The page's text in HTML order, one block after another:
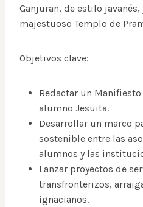
Ganjuran, de estilo javanés,
majestuoso Templo de
Objetivos clave:
Redactar un
alumno Jesuita.
Desarrollar un marco
sostenible entre las
alumnos y las
Lanzar proyectos de
transfronterizos,
ignacianos.